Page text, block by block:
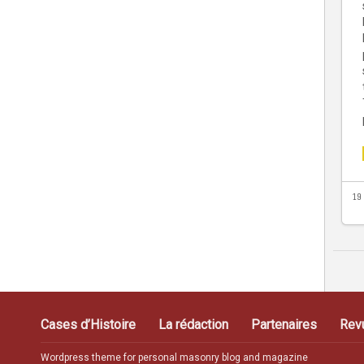
19
Cases d’Histoire La rédaction Partenaires
Wordpress theme for personal masonry blog and magazine